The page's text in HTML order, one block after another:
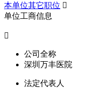
本单位其它职位 
单位工商信息

公司全称
深圳万丰医院
法定代表人